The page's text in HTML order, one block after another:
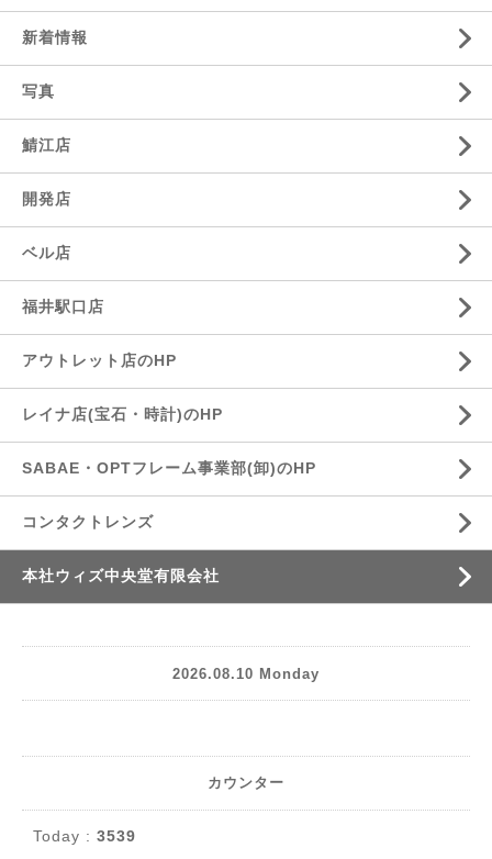
新着情報
写真
鯖江店
開発店
ベル店
福井駅口店
アウトレット店のHP
レイナ店(宝石・時計)のHP
SABAE・OPTフレーム事業部(卸)のHP
コンタクトレンズ
本社ウィズ中央堂有限会社
2026.08.10 Monday
カウンター
Today : 3539